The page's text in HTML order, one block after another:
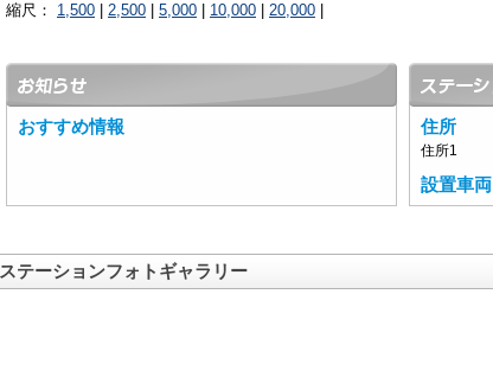
縮尺： 1,500 2,500 5,000 10,000 20,000
おすすめ情報 住所
住所1
設置車両
ステーションフォトギャラリー